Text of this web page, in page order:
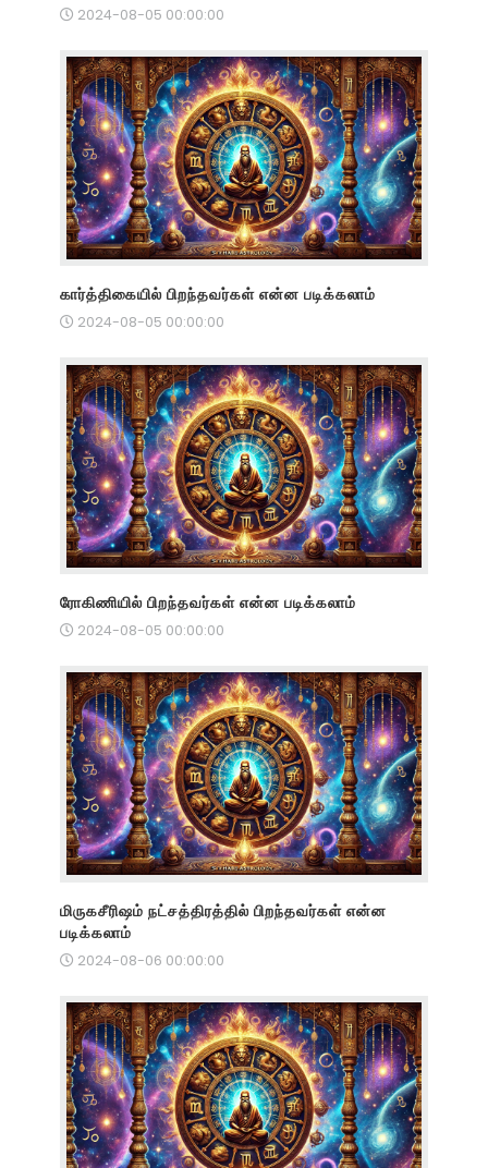
2024-08-05 00:00:00
கார்த்திகையில் பிறந்தவர்கள் என்ன படிக்கலாம்
2024-08-05 00:00:00
ரோகிணியில் பிறந்தவர்கள் என்ன படிக்கலாம்
2024-08-05 00:00:00
மிருகசீரிஷம் நட்சத்திரத்தில் பிறந்தவர்கள் என்ன
படிக்கலாம்
2024-08-06 00:00:00